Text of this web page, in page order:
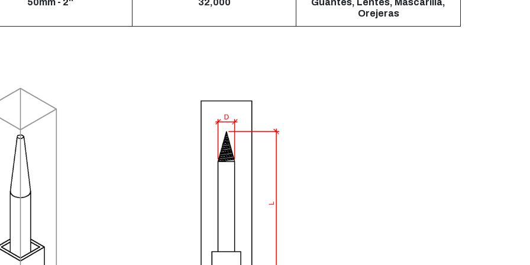
50mm - 2'' 32,000
Guantes, Lentes, Mascarilla,
Orejeras